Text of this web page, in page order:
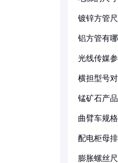
镀锌方管
铝方管有
光线传媒
横担型号
锰矿石产
曲臂车规
配电柜母
膨胀螺丝